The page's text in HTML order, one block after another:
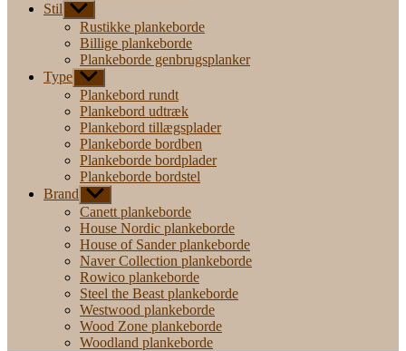
Stil Vis
undermenu
Rustikke plankeborde
Billige plankeborde
Plankeborde genbrugsplanker
Type Vis
undermenu
Plankebord rundt
Plankebord udtræk
Plankebord tillægsplader
Plankeborde bordben
Plankeborde bordplader
Plankeborde bordstel
Brand Vis
undermenu
Canett plankeborde
House Nordic plankeborde
House of Sander plankeborde
Naver Collection plankeborde
Rowico plankeborde
Steel the Beast plankeborde
Westwood plankeborde
Wood Zone plankeborde
Woodland plankeborde